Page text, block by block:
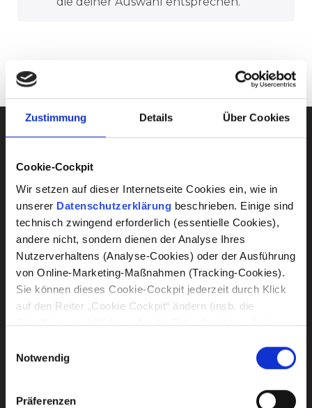
Zustimmung Details Über Cookies
Cookie-Cockpit
Wir setzen auf dieser Internetseite Cookies ein, wie in
unserer Datenschutzerklärung beschrieben. Einige sind
technisch zwingend erforderlich (essentielle Cookies),
andere nicht, sondern dienen der Analyse Ihres
Nutzerverhaltens (Analyse-Cookies) oder der Ausführung
von Online-Marketing-Maßnahmen (Tracking-Cookies).
Sie können dieses Cookie-Cockpit jederzeit durch Klick
auf den Reiter „Cookie Cockpit“ ändern (insb. die
Einwilligung mit Wirkung für die Zukunft wiederrufen).
US-Datentransfer)“ ergänzen, bedingt die damit
übermittelt werden. Bitte lesen Sie vor der Einwilligung
Notwendig
Präferenzen
edelmat wurde bei uns beauftragt um
ein Meetingsystem mit integriertem
Streaming Funktion zu Implementieren,
die besondere Herausforderung lag in
der Höhe des Raumes. Wir benutzen
Verbandsversammlungen, Schulungen
und andere Events. Die Erreichbarkeit